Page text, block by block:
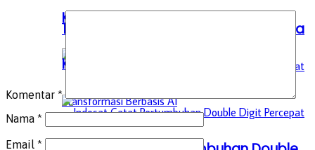
Kebangsaan, Terbuka untuk Umum
1 Agustus di Monas Ada Zikir dan Doa
Kebangsaan, Terbuka untuk Umum
Komentar *
Nama *
Email *